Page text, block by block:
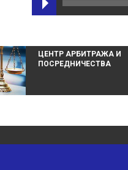
ЦЕНТР АРБИТРАЖА И
ПОСРЕДНИЧЕСТВА